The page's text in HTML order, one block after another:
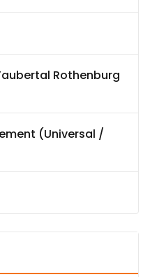
Rothenburg
(Universal /